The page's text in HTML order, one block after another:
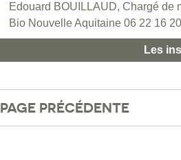
Edouard BOUILLAUD, Chargé de
Bio Nouvelle Aquitaine 06 22 16
Les
PAGE PRÉCÉDENTE